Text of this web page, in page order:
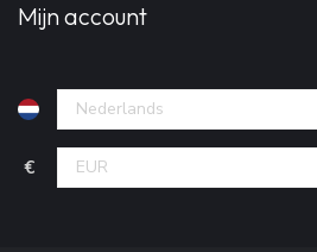
Mijn account
€